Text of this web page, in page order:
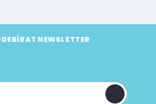
NEWSLETTER